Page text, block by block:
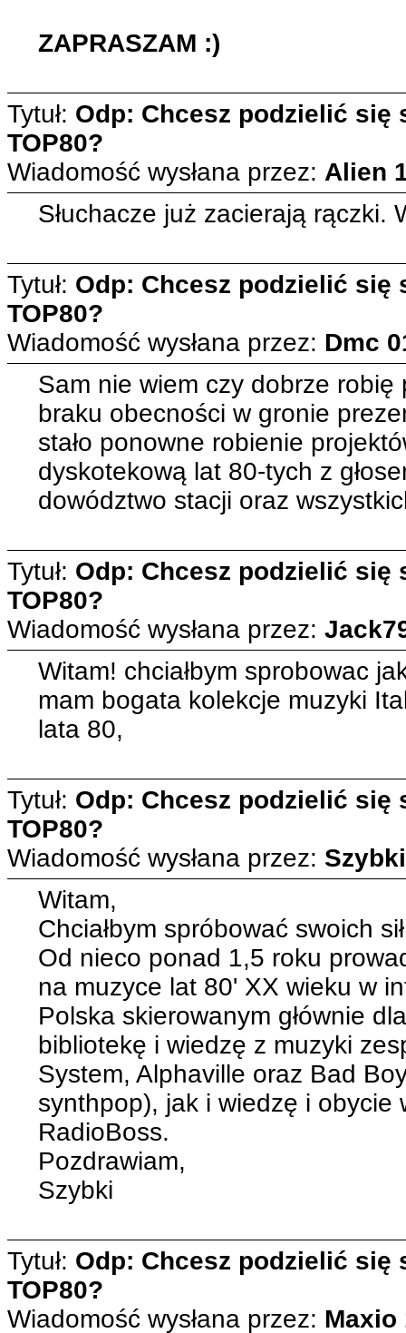
ZAPRASZAM :)
Tytuł: Odp: Chcesz podzielić się
TOP80?
Wiadomość wysłana przez: Alien
Słuchacze już zacierają rączki.
Tytuł: Odp: Chcesz podzielić się
TOP80?
Wiadomość wysłana przez: Dmc
Sam nie wiem czy dobrze
braku obecności w gronie
stało ponowne robienie
dyskotekową lat 80-tych z
dowództwo stacji oraz
Tytuł: Odp: Chcesz podzielić się
TOP80?
Wiadomość wysłana przez:
Witam! chciałbym sprobowac
mam bogata kolekcje muzyki
lata 80,
Tytuł: Odp: Chcesz podzielić się
TOP80?
Wiadomość wysłana przez: Szybki
Witam,
Chciałbym spróbować swoich
Od nieco ponad 1,5 roku
na muzyce lat 80' XX wieku w
Polska skierowanym głównie
bibliotekę i wiedzę z muzyki
System, Alphaville oraz Bad
synthpop), jak i wiedzę i obycie
RadioBoss.
Pozdrawiam,
Szybki
Tytuł: Odp: Chcesz podzielić się
TOP80?
Wiadomość wysłana przez: Maxio